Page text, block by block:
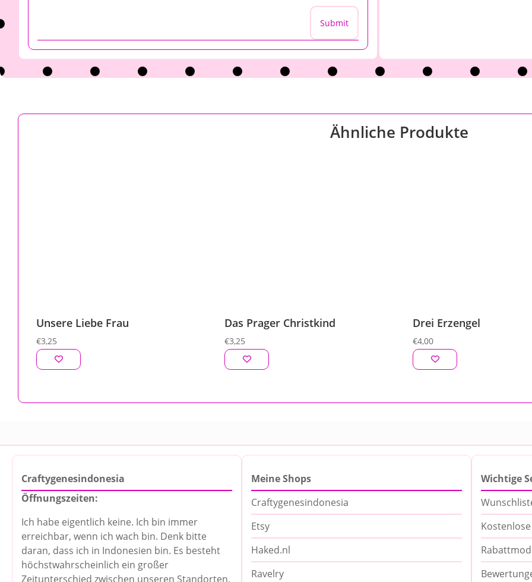
Submit
Ähnliche Produkte
Unsere Liebe Frau
€3,25
Das Prager Christkind
€3,25
Drei Erzengel
€4,00
Craftygenesindonesia
Öffnungszeiten:
Ich habe eigentlich keine. Ich bin immer
erreichbar, wenn ich wach bin. Denk bitte
daran, dass ich in Indonesien bin. Es besteht
höchstwahrscheinlich ein großer
Zeitunterschied zwischen unseren Standorten.
Meine Shops
Craftygenesindonesia
Etsy
Haked.nl
Ravelry
Wichtige